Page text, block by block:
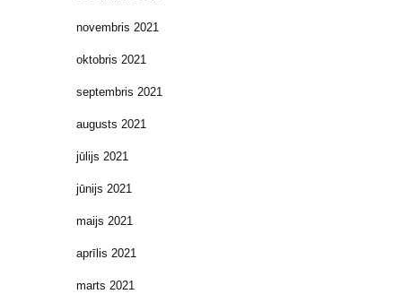
novembris 2021
oktobris 2021
septembris 2021
augusts 2021
jūlijs 2021
jūnijs 2021
maijs 2021
aprīlis 2021
marts 2021